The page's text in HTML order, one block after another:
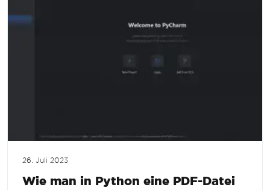
26. Juli 2023
Wie man in Python eine PDF-Datei